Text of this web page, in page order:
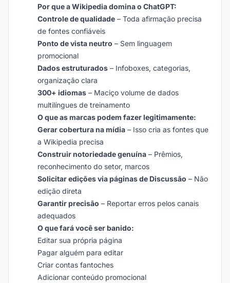
Por que a Wikipedia domina o ChatGPT:
Controle de qualidade – Toda afirmação precisa
de fontes confiáveis
Ponto de vista neutro – Sem linguagem
promocional
Dados estruturados – Infoboxes, categorias,
organização clara
300+ idiomas – Maciço volume de dados
multilíngues de treinamento
O que as marcas podem fazer legitimamente:
Gerar cobertura na mídia – Isso cria as fontes que
a Wikipedia precisa
Construir notoriedade genuína – Prêmios,
reconhecimento do setor, marcos
Solicitar edições via páginas de Discussão – Não
edição direta
Garantir precisão – Reportar erros pelos canais
adequados
O que fará você ser banido:
Editar sua própria página
Pagar alguém para editar
Criar contas fantoches
Adicionar conteúdo promocional